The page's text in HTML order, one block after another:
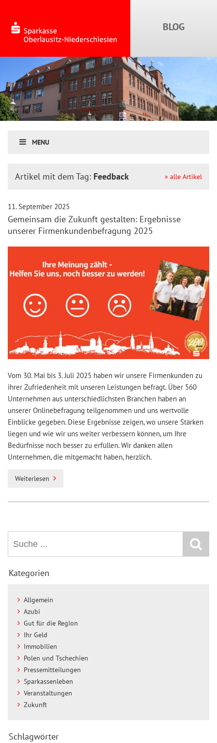
MENU
Artikel mit dem Tag: Feedback » alle Artikel
11. September 2025
Gemeinsam die Zukunft gestalten: Ergebnisse
unserer Firmenkundenbefragung 2025
Vom 30. Mai bis 3. Juli 2025 haben wir unsere Firmenkunden zu
ihrer Zufriedenheit mit unseren Leistungen befragt. Über 560
Unternehmen aus unterschiedlichsten Branchen haben an
unserer Onlinebefragung teilgenommen und uns wertvolle
Einblicke gegeben. Diese Ergebnisse zeigen, wo unsere Stärken
liegen und wie wir uns weiter verbessern können, um Ihre
Bedürfnisse noch besser zu erfüllen. Wir danken allen
Unternehmen, die mitgemacht haben, herzlich.
Weiterlesen
Kategorien
Allgemein
Azubi
Gut für die Region
Ihr Geld
Immobilien
Polen und Tschechien
Pressemitteilungen
Sparkassenleben
Veranstaltungen
Zukunft
Schlagwörter